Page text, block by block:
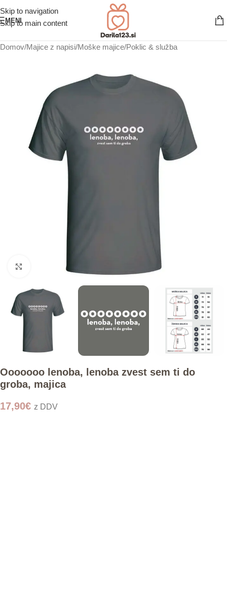
Skip to navigation
Skip to main content
MENI
Domov/Majice z napisi/Moške majice/Poklic & služba
Click to enlarge
Ooooooo lenoba, lenoba zvest sem ti do
groba, majica
17,90€ z DDV